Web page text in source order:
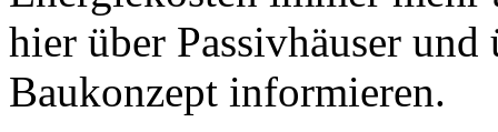
hier über Passivhäuser und
Baukonzept informieren.